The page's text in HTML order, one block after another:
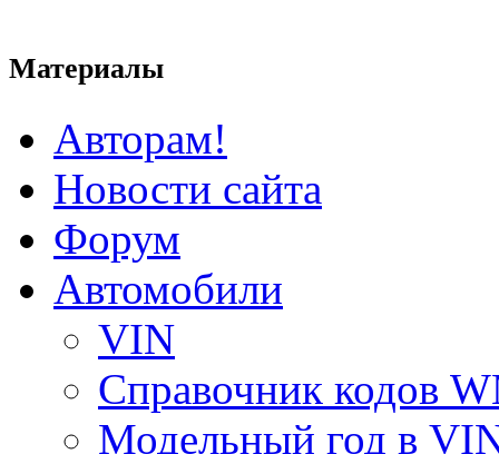
Материалы
Авторам!
Новости сайта
Форум
Автомобили
VIN
Справочник кодов
Модельный год в